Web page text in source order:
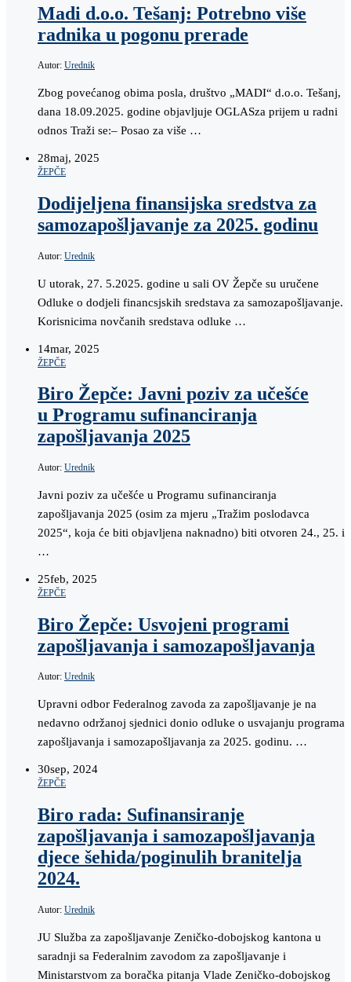
Madi d.o.o. Tešanj: Potrebno više
radnika u pogonu prerade
Autor: Urednik
Zbog povećanog obima posla, društvo „MADI“ d.o.o. Tešanj,
dana 18.09.2025. godine objavljuje OGLASza prijem u radni
odnos Traži se:– Posao za više …
28maj, 2025
ŽEPČE
Dodijeljena finansijska sredstva za
samozapošljavanje za 2025. godinu
Autor: Urednik
U utorak, 27. 5.2025. godine u sali OV Žepče su uručene
Odluke o dodjeli financsjskih sredstava za samozapošljavanje.
Korisnicima novčanih sredstava odluke …
14mar, 2025
ŽEPČE
Biro Žepče: Javni poziv za učešće
u Programu sufinanciranja
zapošljavanja 2025
Autor: Urednik
Javni poziv za učešće u Programu sufinanciranja
zapošljavanja 2025 (osim za mjeru „Tražim poslodavca
2025“, koja će biti objavljena naknadno) biti otvoren 24., 25. i
…
25feb, 2025
ŽEPČE
Biro Žepče: Usvojeni programi
zapošljavanja i samozapošljavanja
Autor: Urednik
Upravni odbor Federalnog zavoda za zapošljavanje je na
nedavno održanoj sjednici donio odluke o usvajanju programa
zapošljavanja i samozapošljavanja za 2025. godinu. …
30sep, 2024
ŽEPČE
Biro rada: Sufinansiranje
zapošljavanja i samozapošljavanja
djece šehida/poginulih branitelja
2024.
Autor: Urednik
JU Služba za zapošljavanje Zeničko-dobojskog kantona u
saradnji sa Federalnim zavodom za zapošljavanje i
Ministarstvom za boračka pitanja Vlade Zeničko-dobojskog